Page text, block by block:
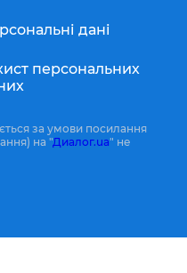
дані
персональних
за умови посилання
на "Диалог.ua" не